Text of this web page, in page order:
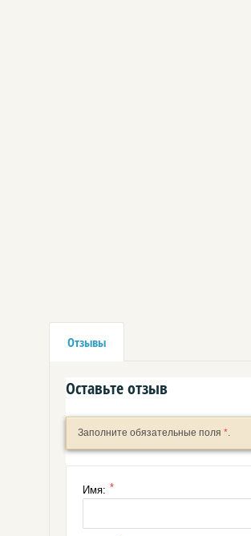
Отзывы
Оставьте отзыв
Заполните обязательные поля *
Имя: *